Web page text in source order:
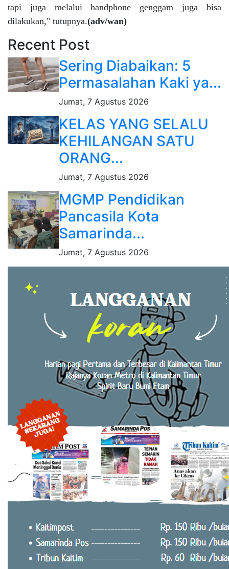
tapi juga melalui handphone genggam juga bisa
dilakukan," tutupnya.(adv/wan)
Recent Post
Sering Diabaikan: 5
Permasalahan Kaki ya...
Jumat, 7 Agustus 2026
KELAS YANG SELALU
KEHILANGAN SATU
ORANG...
Jumat, 7 Agustus 2026
MGMP Pendidikan
Pancasila Kota
Samarinda...
Jumat, 7 Agustus 2026